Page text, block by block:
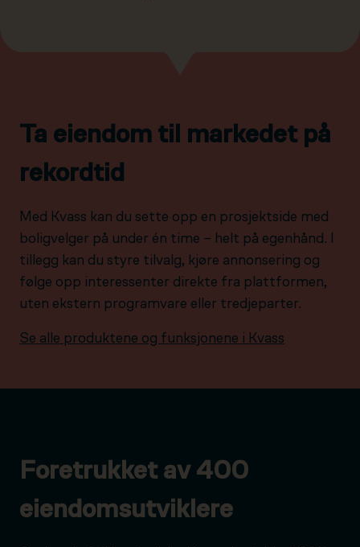
Ta eiendom til markedet på
rekordtid
Med Kvass kan du sette opp en prosjektside med
boligvelger på under én time – helt på egenhånd. I
tillegg kan du styre tilvalg, kjøre annonsering og
følge opp interessenter direkte fra plattformen,
uten ekstern programvare eller tredjeparter.
Se alle produktene og funksjonene i Kvass
Foretrukket av 400
eiendomsutviklere